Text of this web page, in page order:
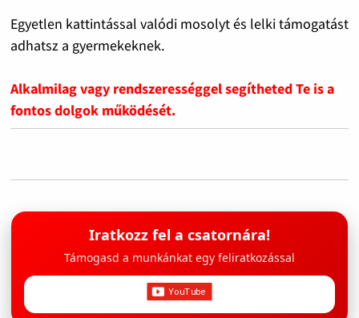
Egyetlen kattintással valódi mosolyt és lelki támogatást
adhatsz a gyermekeknek.
Alkalmilag vagy rendszerességgel segítheted Te is a
fontos dolgok működését.
Iratkozz fel a csatornára!
Támogasd a munkánkat egy feliratkozással